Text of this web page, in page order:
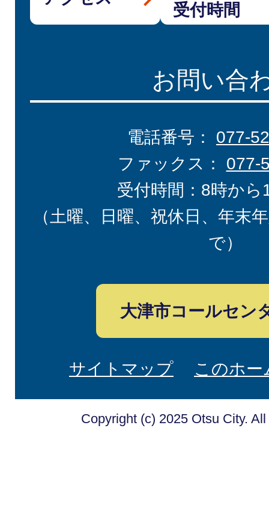
受付時間
お問い合
電話番号： 077-
ファックス： 077-
受付時間：8時から
（土曜、日曜、祝休日、年末
で）
大津市コールセン
サイトマップ このホ
Copyright (c) 2025 Otsu City.